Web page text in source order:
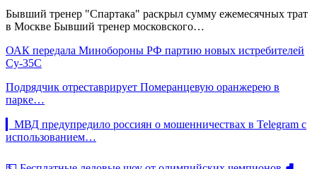
Бывший тренер "Спартака" раскрыл сумму ежемесячных трат
в Москве Бывший тренер московского…
ОАК передала Минобороны РФ партию новых истребителей
Су-35С
Подрядчик отреставрирует Померанцевую оранжерею в
парке…
▎МВД предупредило россиян о мошенничествах в Telegram с
использованием…